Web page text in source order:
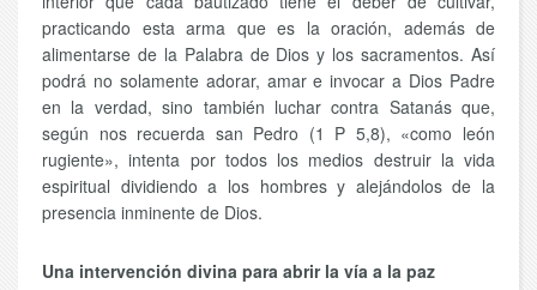
practicando esta arma que es la oración, además de
alimentarse de la Palabra de Dios y los sacramentos. Así
podrá no solamente adorar, amar e invocar a Dios Padre
en la verdad, sino también luchar contra Satanás que,
según nos recuerda san Pedro (1 P 5,8), «como león
rugiente», intenta por todos los medios destruir la vida
espiritual dividiendo a los hombres y alejándolos de la
presencia inminente de Dios.
Una intervención divina para abrir la vía a la paz